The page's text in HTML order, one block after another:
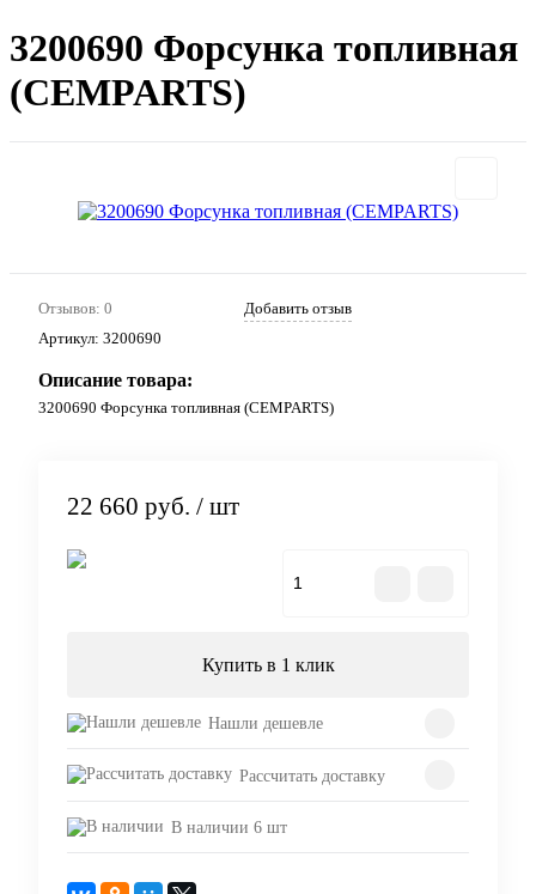
3200690 Форсунка топливная
(CEMPARTS)
Отзывов: 0
Добавить отзыв
Артикул: 3200690
Описание товара:
3200690 Форсунка топливная (CEMPARTS)
22 660 руб. / шт
Купить в 1 клик
Нашли дешевле
Рассчитать доставку
В наличии 6 шт